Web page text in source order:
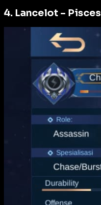
4. Lancelot – Pisces